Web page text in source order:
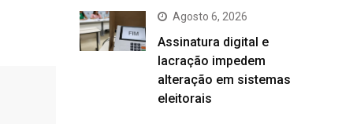
Agosto 6, 2026
Assinatura digital e
lacração impedem
alteração em sistemas
eleitorais